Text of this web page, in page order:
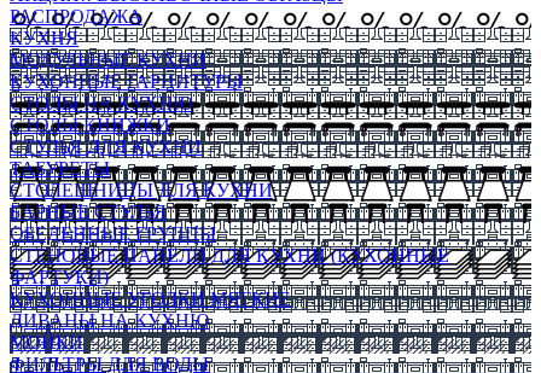
РАСПРОДАЖА
КУХНЯ
МОДУЛЬНЫЕ КУХНИ
КУХОННЫЕ ГАРНИТУРЫ
СТОЛЫ НА КУХНЮ
СТОЛЫ КНИЖКИ
СТУЛЬЯ ДЛЯ КУХНИ
ТАБУРЕТЫ
СТОЛЕШНИЦЫ ДЛЯ КУХНИ
БАРНЫЕ СТУЛЬЯ
ОБЕДЕННЫЕ ГРУППЫ
СТЕНОВЫЕ ПАНЕЛИ ДЛЯ КУХНИ (КУХОННЫЕ
ФАРТУКИ)
КУХОННЫЕ УГОЛКИ МЯГКИЕ
ДИВАНЫ НА КУХНЮ
МОЙКИ
ФИЛЬТРЫ ДЛЯ ВОДЫ